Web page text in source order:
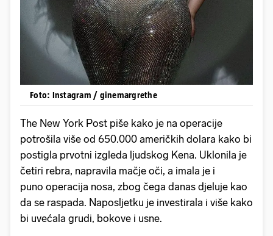
Foto: Instagram / ginemargrethe
The New York Post piše kako je na operacije
potrošila više od 650.000 američkih dolara kako bi
postigla prvotni izgleda ljudskog Kena. Uklonila je
četiri rebra, napravila mačje oči, a imala je i
puno operacija nosa, zbog čega danas djeluje kao
da se raspada. Naposljetku je investirala i više kako
bi uvećala grudi, bokove i usne.